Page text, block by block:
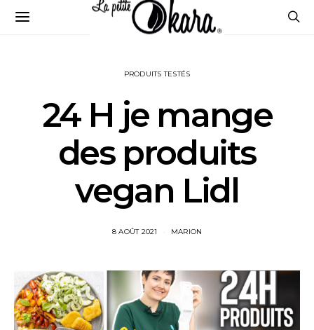
PRODUITS TESTÉS
24 H je mange
des produits
vegan Lidl
8 AOÛT 2021 MARION